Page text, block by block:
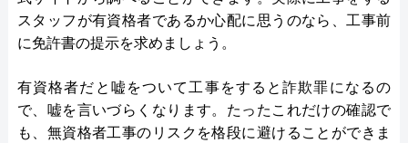
スタッフが有資格者であるか心配に思うのなら、工事前
に免許書の提示を求めましょう。
有資格者だと嘘をついて工事をすると詐欺罪になるの
で、嘘を言いづらくなります。たったこれだけの確認で
も、無資格者工事のリスクを格段に避けることができま